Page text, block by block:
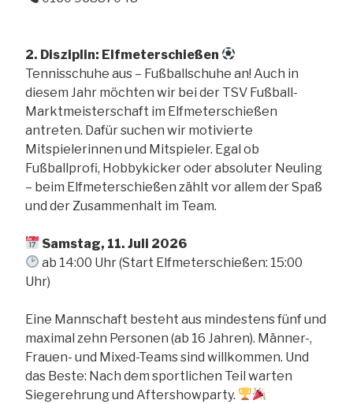
2. Disziplin: Elfmeterschießen
Tennisschuhe aus – Fußballschuhe an! Auch in
diesem Jahr möchten wir bei der TSV Fußball-
Marktmeisterschaft im Elfmeterschießen
antreten. Dafür suchen wir motivierte
Mitspielerinnen und Mitspieler. Egal ob
Fußballprofi, Hobbykicker oder absoluter Neuling
– beim Elfmeterschießen zählt vor allem der Spaß
und der Zusammenhalt im Team.
Samstag, 11. Juli 2026
ab 14:00 Uhr (Start Elfmeterschießen: 15:00
Uhr)
Eine Mannschaft besteht aus mindestens fünf und
maximal zehn Personen (ab 16 Jahren). Männer-,
Frauen- und Mixed-Teams sind willkommen. Und
das Beste: Nach dem sportlichen Teil warten
Siegerehrung und Aftershowparty.